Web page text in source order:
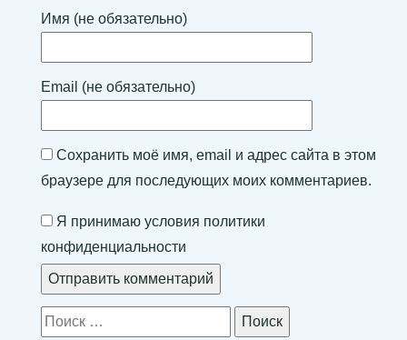
Имя (не обязательно)
Email (не обязательно)
Сохранить моё имя, email и адрес сайта в этом
браузере для последующих моих комментариев.
Я принимаю условия политики
конфиденциальности
Поиск